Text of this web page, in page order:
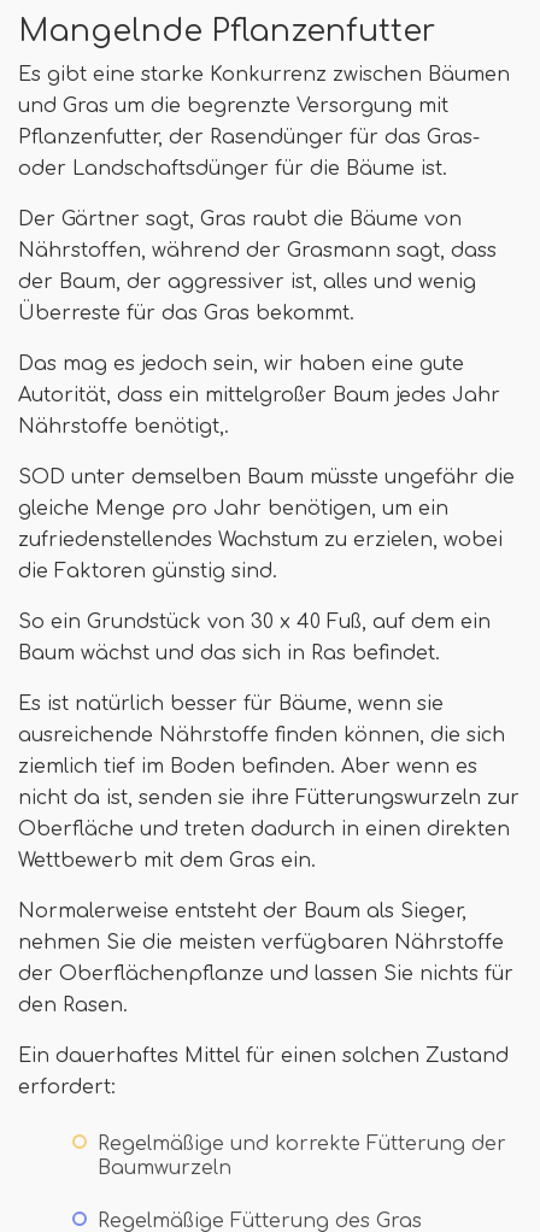
Mangelnde Pflanzenfutter
Es gibt eine starke Konkurrenz zwischen Bäumen
und Gras um die begrenzte Versorgung mit
Pflanzenfutter, der Rasendünger für das Gras-
oder Landschaftsdünger für die Bäume ist.
Der Gärtner sagt, Gras raubt die Bäume von
Nährstoffen, während der Grasmann sagt, dass
der Baum, der aggressiver ist, alles und wenig
Überreste für das Gras bekommt.
Das mag es jedoch sein, wir haben eine gute
Autorität, dass ein mittelgroßer Baum jedes Jahr
Nährstoffe benötigt,.
SOD unter demselben Baum müsste ungefähr die
gleiche Menge pro Jahr benötigen, um ein
zufriedenstellendes Wachstum zu erzielen, wobei
die Faktoren günstig sind.
So ein Grundstück von 30 x 40 Fuß, auf dem ein
Baum wächst und das sich in Ras befindet.
Es ist natürlich besser für Bäume, wenn sie
ausreichende Nährstoffe finden können, die sich
ziemlich tief im Boden befinden. Aber wenn es
nicht da ist, senden sie ihre Fütterungswurzeln zur
Oberfläche und treten dadurch in einen direkten
Wettbewerb mit dem Gras ein.
Normalerweise entsteht der Baum als Sieger,
nehmen Sie die meisten verfügbaren Nährstoffe
der Oberflächenpflanze und lassen Sie nichts für
den Rasen.
Ein dauerhaftes Mittel für einen solchen Zustand
erfordert:
Regelmäßige und korrekte Fütterung der
Baumwurzeln
Regelmäßige Fütterung des Gras